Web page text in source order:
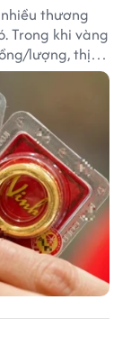
thương
Trong khi vàng
lượng, thị
sự chênh